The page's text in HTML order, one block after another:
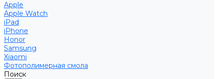
Apple
Apple Watch
iPad
iPhone
Honor
Samsung
Xiaomi
Фотополимерная смола
Поиск